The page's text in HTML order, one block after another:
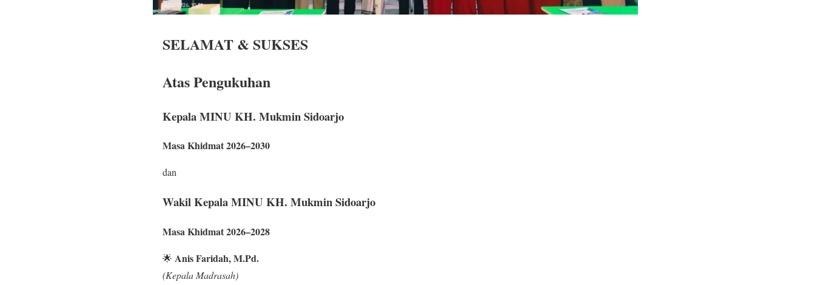
SELAMAT & SUKSES
Atas Pengukuhan
Kepala MINU KH. Mukmin Sidoarjo
Masa Khidmat 2026–2030
dan
Wakil Kepala MINU KH. Mukmin Sidoarjo
Masa Khidmat 2026–2028
🌟 Anis Faridah, M.Pd.
(Kepala Madrasah)